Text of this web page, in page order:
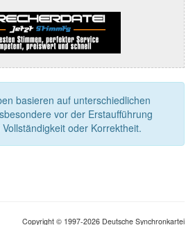
basieren auf unterschiedlichen
vor der Erstaufführung
oder Korrektheit.
Copyright © 1997-2026 Deutsche Synchronkartei